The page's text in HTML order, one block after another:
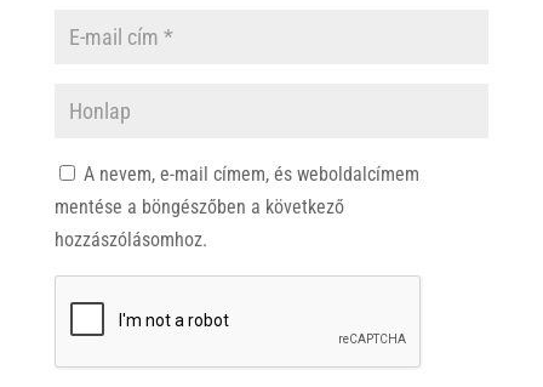
A nevem, e-mail címem, és weboldalcímem
mentése a böngészőben a következő
hozzászólásomhoz.